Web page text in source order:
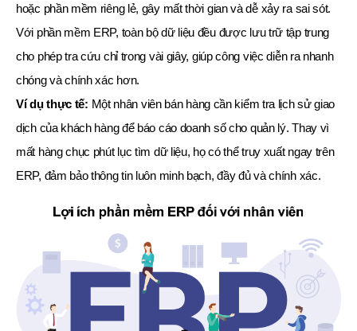
hoặc phần mềm riêng lẻ, gây mất thời gian và dễ xảy ra sai sót.
Với phần mềm ERP, toàn bộ dữ liệu đều được lưu trữ tập trung
cho phép tra cứu chỉ trong vài giây, giúp công việc diễn ra nhanh
chóng và chính xác hơn.
Ví dụ thực tế: Một nhân viên bán hàng cần kiểm tra lịch sử giao
dịch của khách hàng để báo cáo doanh số cho quản lý. Thay vì
mất hàng chục phút lục tìm dữ liệu, họ có thể truy xuất ngay trên
ERP, đảm bảo thông tin luôn minh bạch, đầy đủ và chính xác.